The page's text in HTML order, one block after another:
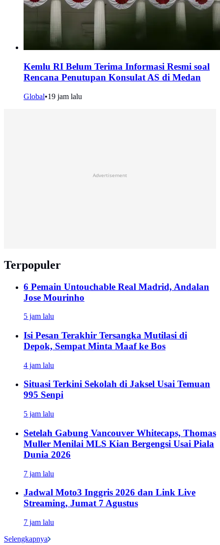
Kemlu RI Belum Terima Informasi Resmi soal
Rencana Penutupan Konsulat AS di Medan
Global•19 jam lalu
Advertisement
Terpopuler
6 Pemain Untouchable Real Madrid, Andalan
Jose Mourinho
5 jam lalu
Isi Pesan Terakhir Tersangka Mutilasi di
Depok, Sempat Minta Maaf ke Bos
4 jam lalu
Situasi Terkini Sekolah di Jaksel Usai Temuan
995 Senpi
5 jam lalu
Setelah Gabung Vancouver Whitecaps, Thomas
Muller Menilai MLS Kian Bergengsi Usai Piala
Dunia 2026
7 jam lalu
Jadwal Moto3 Inggris 2026 dan Link Live
Streaming, Jumat 7 Agustus
7 jam lalu
Selengkapnya